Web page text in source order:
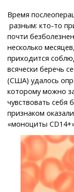
Время
разным: кто-то
почти
несколько
приходится
всячески беречь
(США) удалось
которому можно
чувствовать себя
признаком
«моноциты